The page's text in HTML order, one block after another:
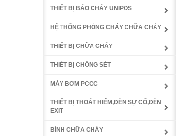
THIẾT BỊ BÁO CHÁY UNIPOS
HỆ THỐNG PHÒNG CHÁY CHỮA CHÁY
THIẾT BỊ CHỮA CHÁY
THIẾT BỊ CHỐNG SÉT
MÁY BƠM PCCC
THIẾT BỊ THOÁT HIỂM,ĐÈN SỰ CỐ,ĐÈN
EXIT
BÌNH CHỮA CHÁY